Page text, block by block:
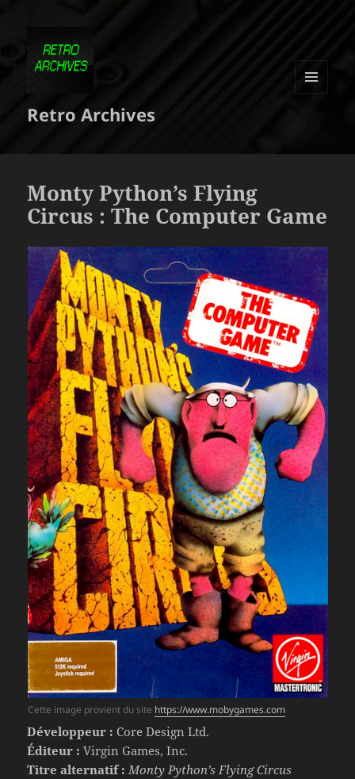
Retro Archives
Monty Python’s Flying
Circus : The Computer Game
Cette image provient du site https://www.mobygames.com
Développeur : Core Design Ltd.
Éditeur : Virgin Games, Inc.
Titre alternatif :Monty Python’s Flying Circus